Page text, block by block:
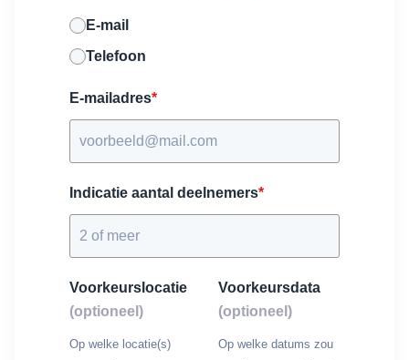
E-mail
Telefoon
E-mailadres*
Indicatie aantal deelnemers*
Voorkeurslocatie
(optioneel)
Op welke locatie(s)
Voorkeursdata
(optioneel)
Op welke datums zou